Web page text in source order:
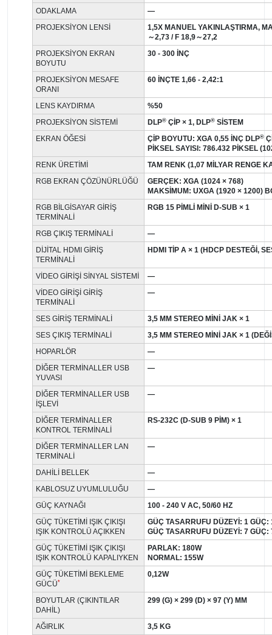
ODAKLAMA
—
PROJEKSIYON LENSI
1,5X MANUEL YAKINLAŞTIRMA,
～2,73 / F 18,9～27,2
PROJEKSIYON EKRAN
BOYUTU
30 - 300 INÇ
PROJEKSIYON MESAFE
ORANI
60 INÇTE 1,66 - 2,42:1
LENS KAYDIRMA
%50
PROJEKSIYON SISTEMI
DLP® ÇIP × 1, DLP® SISTEM
EKRAN ÖĞESI
ÇIP BOYUTU: XGA 0,55 INÇ DLP®
PIKSEL SAYISI: 786.432 PIKSEL
RENK ÜRETIMI
TAM RENK (1,07 MILYAR RENGE
RGB EKRAN ÇÖZÜNÜRLÜĞÜ
GERÇEK: XGA (1024 × 768)
MAKSIMUM: UXGA (1920 × 1200)
RGB BILGISAYAR GIRIŞ
TERMINALI
RGB 15 PIMLI MINI D-SUB × 1
RGB ÇIKIŞ TERMINALI
—
DIJITAL HDMI GIRIŞ
TERMINALI
HDMI TIP A × 1 (HDCP DESTEĞI,
VIDEO GIRIŞI SINYAL SISTEMI
—
VIDEO GIRIŞI GIRIŞ
TERMINALI
—
SES GIRIŞ TERMINALI
3,5 MM STEREO MINI JAK × 1
SES ÇIKIŞ TERMINALI
3,5 MM STEREO MINI JAK × 1
HOPARLÖR
—
DIĞER TERMINALLER USB
YUVASI
—
DIĞER TERMINALLER USB
IŞLEVI
—
DIĞER TERMINALLER
KONTROL TERMINALI
RS-232C (D-SUB 9 PIM) × 1
DIĞER TERMINALLER LAN
TERMINALI
—
DAHILI BELLEK
—
KABLOSUZ UYUMLULUĞU
—
GÜÇ KAYNAĞI
100 - 240 V AC, 50/60 HZ
GÜÇ TÜKETIMI IŞIK ÇIKIŞI
IŞIK KONTROLÜ AÇIKKEN
GÜÇ TASARRUFU DÜZEYI: 1 GÜÇ:
GÜÇ TASARRUFU DÜZEYI: 7 GÜÇ:
GÜÇ TÜKETIMI IŞIK ÇIKIŞI
IŞIK KONTROLÜ KAPALIYKEN
PARLAK: 180W
NORMAL: 155W
GÜÇ TÜKETIMI BEKLEME
GÜCÜ*
0,12W
BOYUTLAR (ÇIKINTILAR
DAHIL)
299 (G) × 299 (D) × 97 (Y) MM
AĞIRLIK 3,5 KG